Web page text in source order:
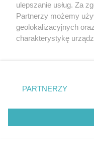
Żaden utwór zamieszczony
rozpowszechniany lub
tym także elektroniczny lub
wykorzystanie utworów w
tzn. bez właściwej zgody,
ulepszanie usług. Za
Partnerzy możemy
geolokalizacyjnych
charakterystykę
zmienić/wycofać
znajdujący się w
rodzaje przetwarzania
użytkownika, ale
przetwarzaniu.
PARTNERZY